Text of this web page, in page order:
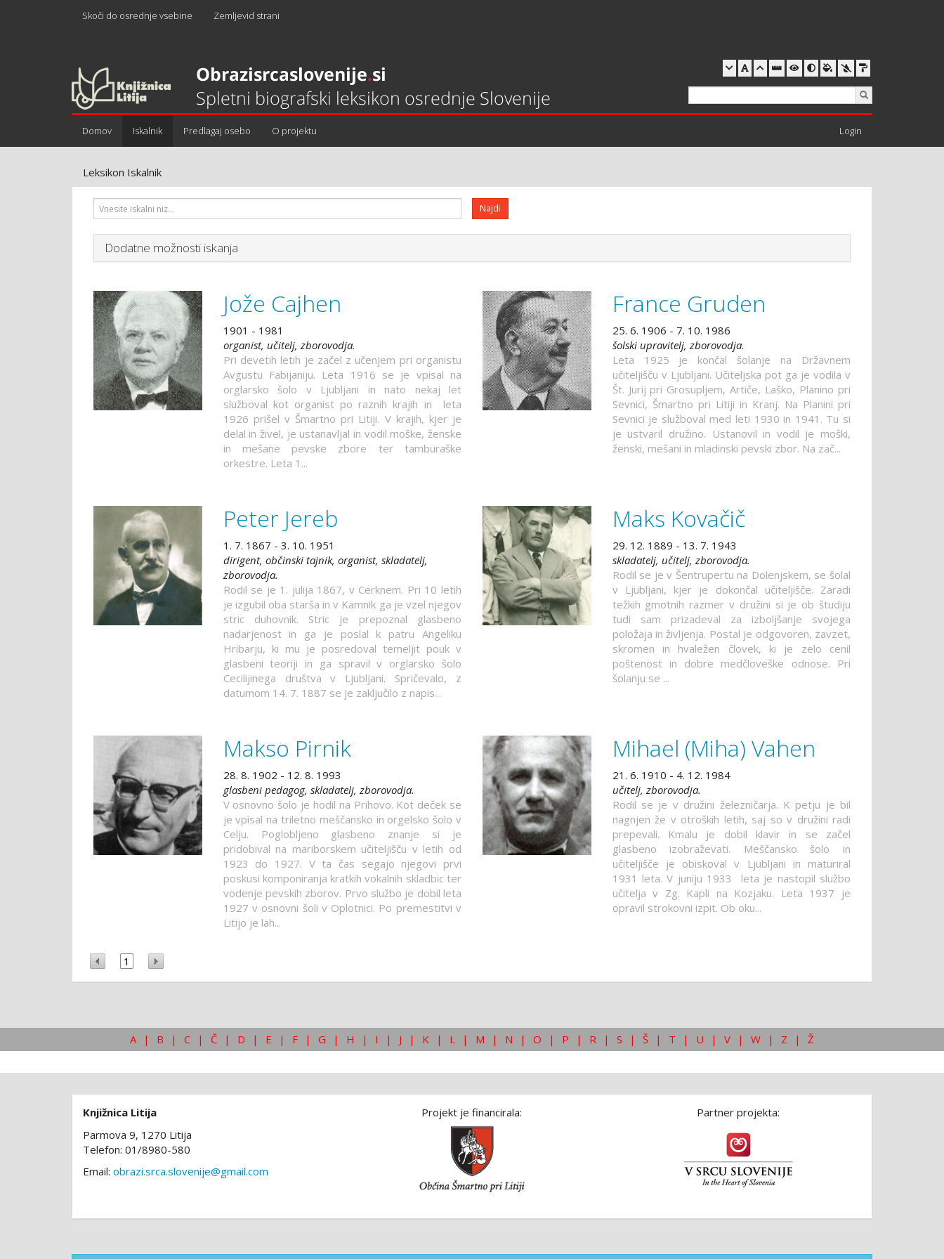
Skoči do osrednje vsebine Zemljevid strani
Domov Iskalnik Predlagaj osebo O projektu Login
Leksikon Iskalnik
Dodatne možnosti iskanja
Jože Cajhen
1901 - 1981
organist, učitelj, zborovodja.
Pri devetih letih je začel z učenjem pri organistu
Avgustu Fabijaniju. Leta 1916 se je vpisal na
orglarsko šolo v Ljubljani in nato nekaj let
služboval kot organist po raznih krajih in leta
1926 prišel v Šmartno pri Litiji. V krajih, kjer je
delal in živel, je ustanavljal in vodil moške, ženske
in mešane pevske zbore ter tamburaške
orkestre. Leta 1...
France Gruden
25. 6. 1906 - 7. 10. 1986
šolski upravitelj, zborovodja.
Leta 1925 je končal šolanje na Državnem
učiteljišču v Ljubljani. Učiteljska pot ga je vodila v
Št. Jurij pri Grosupljem, Artiče, Laško, Planino pri
Sevnici, Šmartno pri Litiji in Kranj. Na Planini pri
Sevnici je služboval med leti 1930 in 1941. Tu si
je ustvaril družino. Ustanovil in vodil je moški,
ženski, mešani in mladinski pevski zbor. Na zač...
Peter Jereb
1. 7. 1867 - 3. 10. 1951
dirigent, občinski tajnik, organist, skladatelj,
zborovodja.
Rodil se je 1. julija 1867, v Cerknem. Pri 10 letih
je izgubil oba starša in v Kamnik ga je vzel njegov
stric duhovnik. Stric je prepoznal glasbeno
nadarjenost in ga je poslal k patru Angeliku
Hribarju, ki mu je posredoval temeljit pouk v
glasbeni teoriji in ga spravil v orglarsko šolo
Cecilijinega društva v Ljubljani. Spričevalo, z
datumom 14. 7. 1887 se je zaključilo z napis...
Maks Kovačič
29. 12. 1889 - 13. 7. 1943
skladatelj, učitelj, zborovodja.
Rodil se je v Šentrupertu na Dolenjskem, se šolal
v Ljubljani, kjer je dokončal učiteljišče. Zaradi
težkih gmotnih razmer v družini si je ob študiju
tudi sam prizadeval za izboljšanje svojega
položaja in življenja. Postal je odgovoren, zavzet,
skromen in hvaležen človek, ki je zelo cenil
poštenost in dobre medčloveške odnose. Pri
šolanju se ...
Makso Pirnik
28. 8. 1902 - 12. 8. 1993
glasbeni pedagog, skladatelj, zborovodja.
V osnovno šolo je hodil na Prihovo. Kot deček se
je vpisal na triletno meščansko in orgelsko šolo v
Celju. Poglobljeno glasbeno znanje si je
pridobival na mariborskem učiteljišču v letih od
1923 do 1927. V ta čas segajo njegovi prvi
poskusi komponiranja kratkih vokalnih skladbic ter
vodenje pevskih zborov. Prvo službo je dobil leta
1927 v osnovni šoli v Oplotnici. Po premestitvi v
Litijo je lah...
Mihael (Miha) Vahen
21. 6. 1910 - 4. 12. 1984
učitelj, zborovodja.
Rodil se je v družini železničarja. K petju je bil
nagnjen že v otroških letih, saj so v družini radi
prepevali. Kmalu je dobil klavir in se začel
glasbeno izobraževati. Meščansko šolo in
učiteljišče je obiskoval v Ljubljani in maturiral
1931 leta. V juniju 1933 leta je nastopil službo
učitelja v Zg. Kapli na Kozjaku. Leta 1937 je
opravil strokovni izpit. Ob oku...
1
A | B | C | Č | D | E | F | G | H | I | J | K | L | M | N | O | P | R | S | Š | T | U | V | W | Z | Ž
Knjižnica Litija
Parmova 9, 1270 Litija
Telefon: 01/8980-580
Email: obrazi.srca.slovenije@gmail.com
Projekt je financirala: Partner projekta: